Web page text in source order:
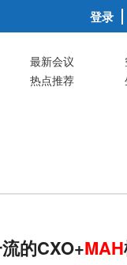
登录
最新会议
热点推荐
的CXO+MAH